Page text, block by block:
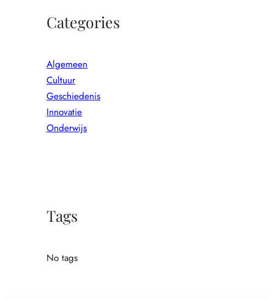
Categories
Algemeen
Cultuur
Geschiedenis
Innovatie
Onderwijs
Tags
No tags